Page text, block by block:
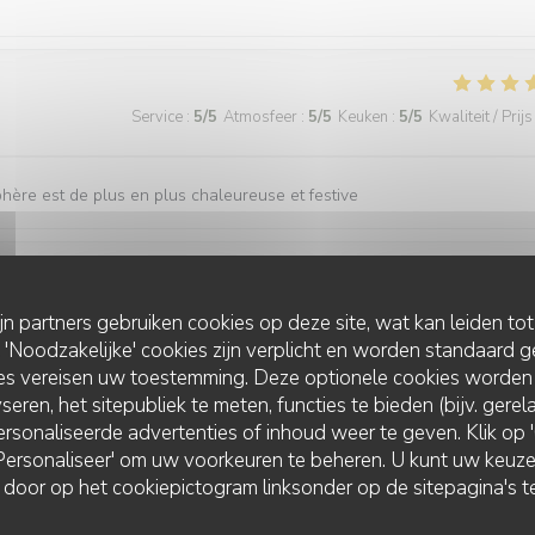
partners gebruiken cookies op deze site, wat kan leiden
cookies zijn verplicht en worden standaard
vereisen uw toestemming. Deze optionele cookies
het sitepubliek te meten, functies te bieden (bijv.
advertenties of inhoud weer te geven. Klik op
om uw voorkeuren te beheren. U kunt uw
op het cookiepictogram linksonder op de sitepagina's
Service : 5/5 Atmosfeer : 5/5 Keuken : 5/5 Kwaliteit / Prijs
est de plus en plus chaleureuse et festive
Service Atmosfeer : Keuken /5 Kwaliteit / Prijs
Service /5 Atmosfeer /5 Keuken Kwaliteit / Prijs
merci à vous!